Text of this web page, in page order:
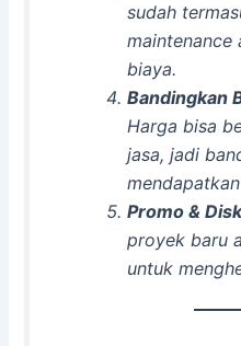
sudah
maintenance
biaya.
Bandingkan
Harga bisa
jasa, jadi
Promo &
proyek baru
untuk